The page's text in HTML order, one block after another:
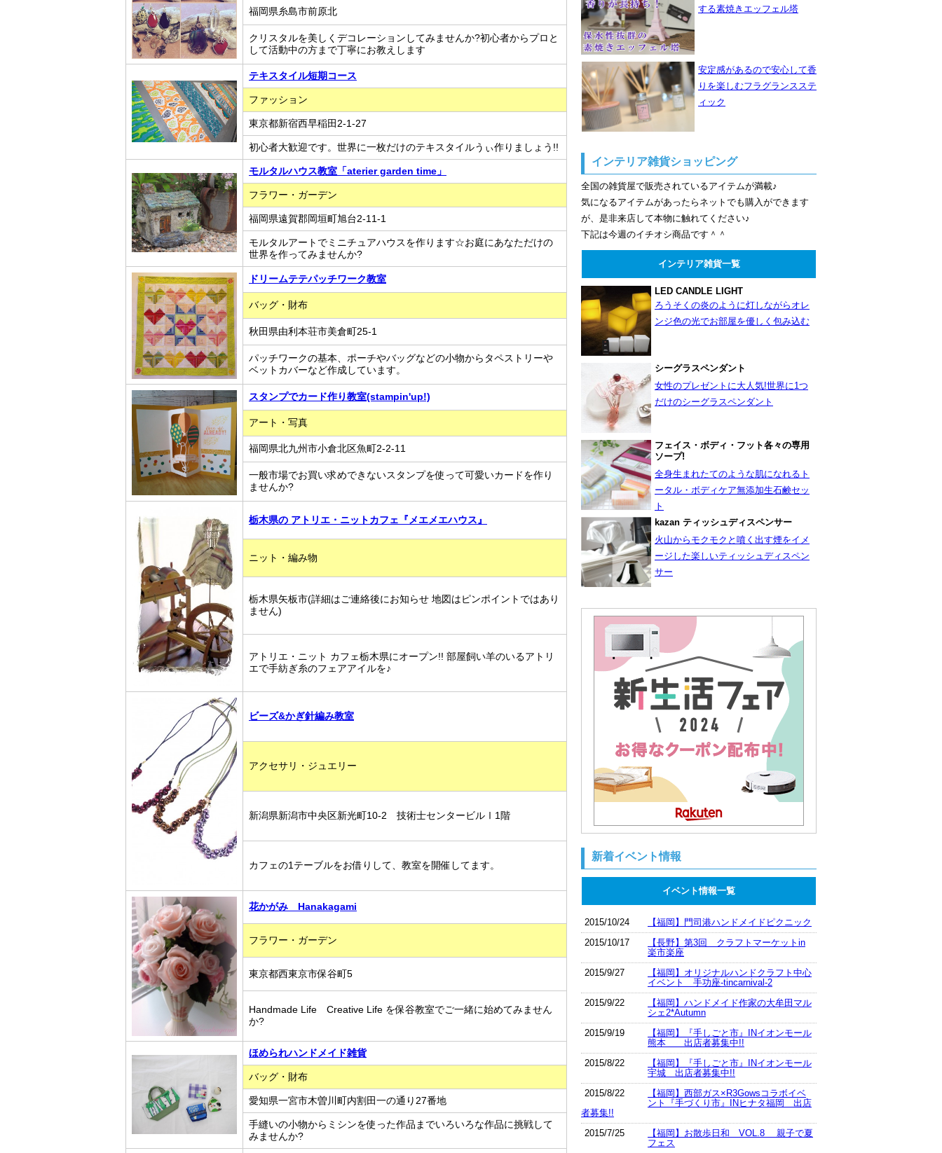
福岡県糸島市前原北
クリスタルを美しくデコレーションしてみませんか?初心者からプロと
して活動中の方まで丁寧にお教えします
テキスタイル短期コース
ファッション
東京都新宿西早稲田2-1-27
初心者大歓迎です。世界に一枚だけのテキスタイルうぃ作りましょう!!
モルタルハウス教室「aterier garden time」
フラワー・ガーデン
福岡県遠賀郡岡垣町旭台2-11-1
モルタルアートでミニチュアハウスを作ります☆お庭にあなただけの
世界を作ってみませんか?
ドリームテテパッチワーク教室
バッグ・財布
秋田県由利本荘市美倉町25-1
パッチワークの基本、ポーチやバッグなどの小物からタペストリーや
ベットカバーなど作成しています。
スタンプでカード作り教室(stampin'up!)
アート・写真
福岡県北九州市小倉北区魚町2-2-11
一般市場でお買い求めできないスタンプを使って可愛いカードを作り
ませんか?
栃木県の アトリエ・ニットカフェ『メエメエハウス』
ニット・編み物
栃木県矢板市(詳細はご連絡後にお知らせ 地図はピンポイントではあり
ません)
アトリエ・ニット カフェ栃木県にオープン!! 部屋飼い羊のいるアトリ
エで手紡ぎ糸のフェアアイルを♪
ビーズ&かぎ針編み教室
アクセサリ・ジュエリー
新潟県新潟市中央区新光町10-2 技術士センタービルⅠ1階
カフェの1テーブルをお借りして、教室を開催してます。
花かがみ Hanakagami
フラワー・ガーデン
東京都西東京市保谷町5
Handmade Life Creative Life を保谷教室でご一緒に始めてみません
か?
ほめられハンドメイド雑貨
バッグ・財布
愛知県一宮市木曽川町内割田一の通り27番地
手縫いの小物からミシンを使った作品までいろいろな作品に挑戦して
みませんか?
する素焼きエッフェル塔
安定感があるので安心して香
りを楽しむフラグランスステ
ィック
インテリア雑貨ショッピング
全国の雑貨屋で販売されているアイテムが満載♪
気になるアイテムがあったらネットでも購入ができます
が、是非来店して本物に触れてください♪
下記は今週のイチオシ商品です＾＾
インテリア雑貨一覧
LED CANDLE LIGHT
ろうそくの炎のように灯しながらオレ
ンジ色の光でお部屋を優しく包み込む
シーグラスペンダント
女性のプレゼントに大人気!世界に1つ
だけのシーグラスペンダント
フェイス・ボディ・フット各々の専用
ソープ!
全身生まれたてのような肌になれるト
ータル・ボディケア無添加生石鹸セッ
ト
kazan ティッシュディスペンサー
火山からモクモクと噴く出す煙をイメ
ージした楽しいティッシュディスペン
サー
新着イベント情報
イベント情報一覧
2015/10/24
【福岡】門司港ハンドメイドピクニック
2015/10/17
【長野】第3回 クラフトマーケットin
楽市楽座
2015/9/27
【福岡】オリジナルハンドクラフト中心
イベント 手功座-tincarnival-2
2015/9/22
【福岡】ハンドメイド作家の大牟田マル
シェ2*Autumn
2015/9/19
【福岡】『手しごと市』INイオンモール
熊本 出店者募集中!!
2015/8/22
【福岡】『手しごと市』INイオンモール
宇城 出店者募集中!!
2015/8/22
【福岡】西部ガス×R3Gowsコラボイベ
ント『手づくり市』INヒナタ福岡 出店
者募集!!
2015/7/25
【福岡】お散歩日和 VOL.8 親子で夏
フェス